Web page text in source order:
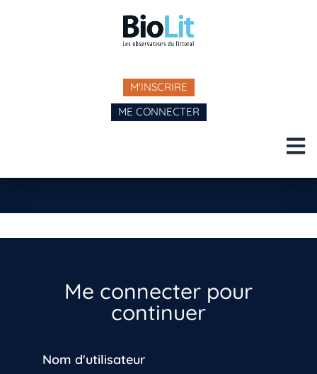
M'INSCRIRE
ME CONNECTER
Me connecter pour
continuer